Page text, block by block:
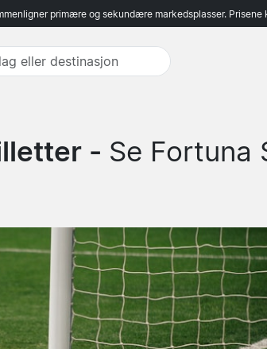
primære og sekundære markedsplasser.
- Se Fortuna